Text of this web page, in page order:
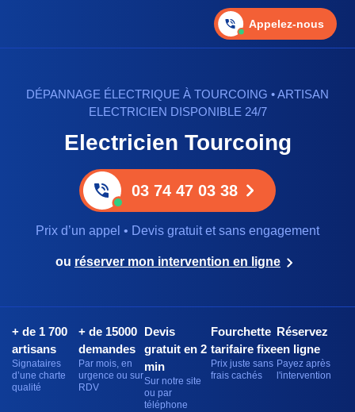
Appelez-nous
DÉPANNAGE ÉLECTRIQUE À TOURCOING • ARTISAN
ELECTRICIEN DISPONIBLE 24/7
Electricien Tourcoing
03 74 47 03 38
Prix d’un appel • Devis gratuit et sans engagement
ou réserver mon intervention en ligne
+ de 1 700
artisans
Signataires
d’une charte
qualité
+ de 15000
demandes
Par mois, en
urgence ou sur
RDV
Devis
gratuit en 2
min
Sur notre site
ou par
téléphone
Fourchette
tarifaire fixe
Prix juste sans
frais cachés
Réservez
en ligne
Payez après
l'intervention